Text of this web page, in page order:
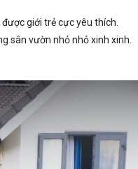
giới trẻ cực yêu thích.
sân vườn nhỏ nhỏ xinh xinh.